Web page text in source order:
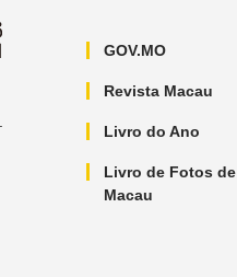
GOV.MO
Revista Macau
Livro do Ano
Livro de Fotos de
Macau